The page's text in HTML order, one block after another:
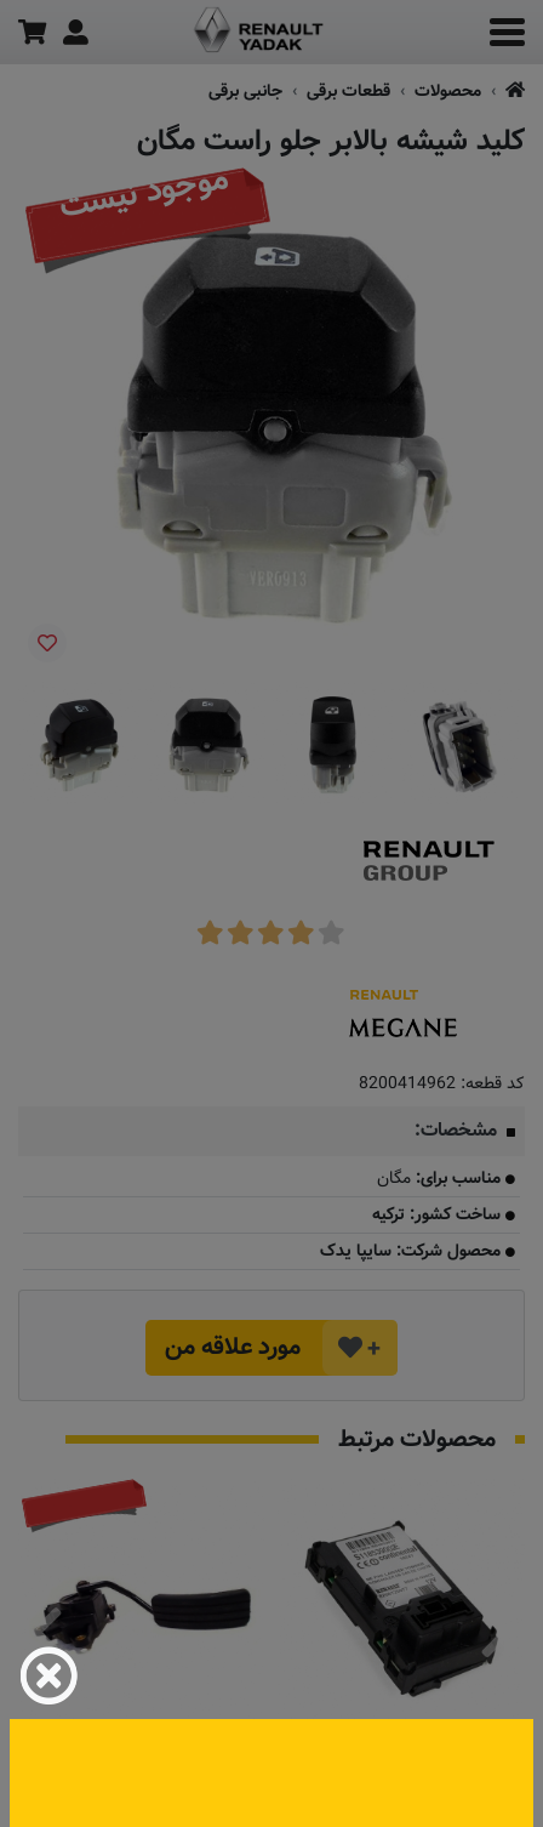
محصولات قطعات برقی جانبی برقی
کلید شیشه بالابر جلو راست مگان
موجود نیست
کد قطعه: 8200414962
مشخصات:
مناسب برای: مگان
ساخت کشور: ترکیه
محصول شرکت: سایپا یدک
+ مورد علاقه من
محصولات مرتبط
به زودی